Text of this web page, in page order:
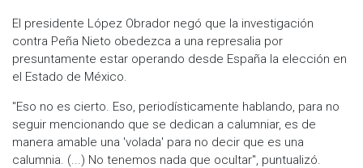
El presidente López Obrador negó que la investigación
contra Peña Nieto obedezca a una represalia por
presuntamente estar operando desde España la elección en
el Estado de México.
"Eso no es cierto. Eso, periodísticamente hablando, para no
seguir mencionando que se dedican a calumniar, es de
manera amable una 'volada' para no decir que es una
calumnia. (...) No tenemos nada que ocultar", puntualizó.